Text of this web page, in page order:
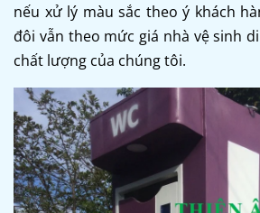
nếu xử lý màu sắc theo ý khách
đôi vẫn theo mức giá nhà vệ sinh
chất lượng của chúng tôi.